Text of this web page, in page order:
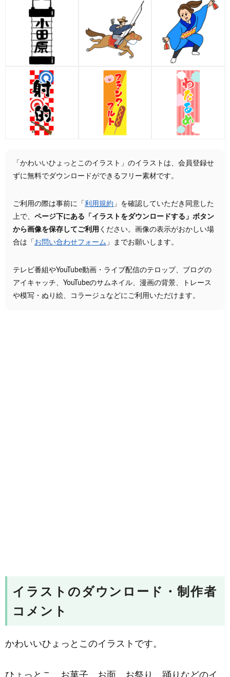
「かわいいひょっとこのイラスト」のイラストは、会員登録せ
ずに無料でダウンロードができるフリー素材です。
ご利用の際は事前に「 利用規約 」を確認していただき同意した
上で、 ページ下にある「イラストをダウンロードする」ボタン
から画像を保存してご利用 ください。画像の表示がおかしい場
合は「 お問い合わせフォーム 」までお願いします。
テレビ番組やYouTube動画・ライブ配信のテロップ、ブログの
アイキャッチ、YouTubeのサムネイル、漫画の背景、トレース
や模写・ぬり絵、コラージュなどにご利用いただけます。
イラストのダウンロード・制作者
コメント
かわいいひょっとこのイラストです。